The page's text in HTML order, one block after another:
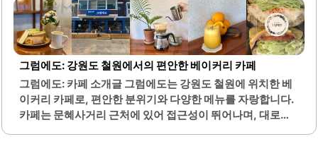
그럼에도: 강원도 철원에서의 편안한 베이커리 카페
그럼에도: 카페 소개글 그럼에도는 강원도 철원에 위치한 베
이커리 카페로, 편안한 분위기와 다양한 메뉴를 자랑합니다.
카페는 문혜사거리 근처에 있어 접근성이 뛰어나며, 대로변